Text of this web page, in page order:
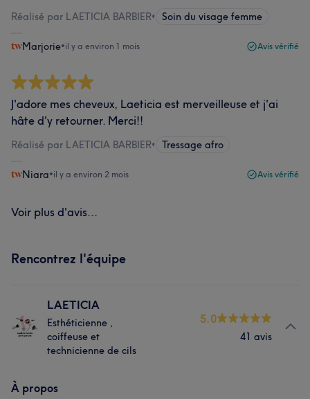
Réalisé par LAETICIA BARBIER• Soin du visage femme
Marjorie•il y a environ 1 mois Avis vérifié
J'adore mes cheveux, Laeticia est merveilleuse et j'ai
hâte d'y retourner. Merci!!
Réalisé par LAETICIA BARBIER• Tressage afro
Niara•il y a environ 2 mois Avis vérifié
Voir plus d'avis...
Rencontrez l'équipe
LAETICIA
Esthéticienne ,
coiffeuse et
technicienne de cils
5.0
41 avis
À propos